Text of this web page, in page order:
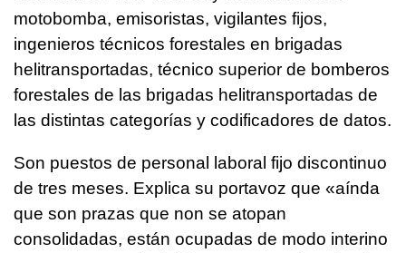
motobomba, emisoristas, vigilantes fijos,
ingenieros técnicos forestales en brigadas
helitransportadas, técnico superior de bomberos
forestales de las brigadas helitransportadas de
las distintas categorías y codificadores de datos.
Son puestos de personal laboral fijo discontinuo
de tres meses. Explica su portavoz que «aínda
que son prazas que non se atopan
consolidadas, están ocupadas de modo interino